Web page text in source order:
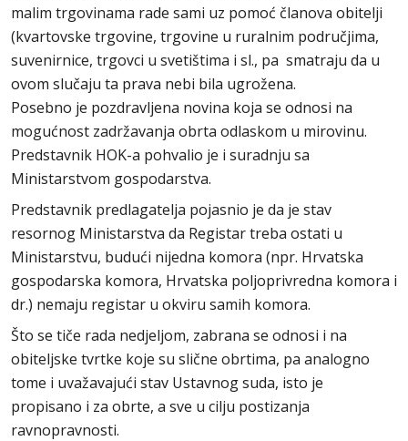
malim trgovinama rade sami uz pomoć članova obitelji
(kvartovske trgovine, trgovine u ruralnim područjima,
suvenirnice, trgovci u svetištima i sl., pa smatraju da u
ovom slučaju ta prava nebi bila ugrožena.
Posebno je pozdravljena novina koja se odnosi na
mogućnost zadržavanja obrta odlaskom u mirovinu.
Predstavnik HOK-a pohvalio je i suradnju sa
Ministarstvom gospodarstva.
Predstavnik predlagatelja pojasnio je da je stav
resornog Ministarstva da Registar treba ostati u
Ministarstvu, budući nijedna komora (npr. Hrvatska
gospodarska komora, Hrvatska poljoprivredna komora i
dr.) nemaju registar u okviru samih komora.
Što se tiče rada nedjeljom, zabrana se odnosi i na
obiteljske tvrtke koje su slične obrtima, pa analogno
tome i uvažavajući stav Ustavnog suda, isto je
propisano i za obrte, a sve u cilju postizanja
ravnopravnosti.